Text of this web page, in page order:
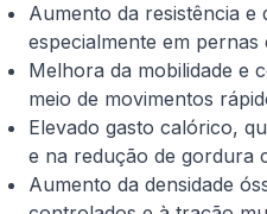
Aumento da resistência e
especialmente em pernas
Melhora da mobilidade e
meio de movimentos
Elevado gasto calórico,
e na redução de gordura
Aumento da densidade